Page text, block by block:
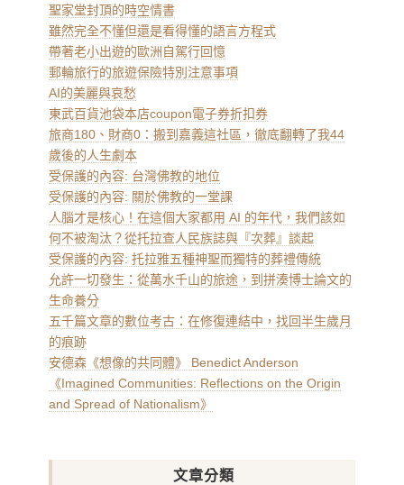
聖家堂封頂的時空情書
雖然完全不懂但還是看得懂的語言方程式
帶著老小出遊的歐洲自駕行回憶
郵輪旅行的旅遊保險特別注意事項
AI的美麗與哀愁
東武百貨池袋本店coupon電子券折扣券
旅商180、財商0：搬到嘉義這社區，徹底翻轉了我44
歲後的人生劇本
受保護的內容: 台灣佛教的地位
受保護的內容: 關於佛教的一堂課
人腦才是核心！在這個大家都用 AI 的年代，我們該如
何不被淘汰？從托拉查人民族誌與『次葬』談起
受保護的內容: 托拉雅五種神聖而獨特的葬禮傳統
允許一切發生：從萬水千山的旅途，到拼湊博士論文的
生命養分
五千篇文章的數位考古：在修復連結中，找回半生歲月
的痕跡
安德森《想像的共同體》 Benedict Anderson
《Imagined Communities: Reflections on the Origin
and Spread of Nationalism》
文章分類